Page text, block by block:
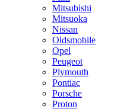
Mitsubishi
Mitsuoka
Nissan
Oldsmobile
Opel
Peugeot
Plymouth
Pontiac
Porsche
Proton